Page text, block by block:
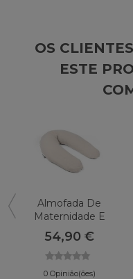
OS
ESTE
Almofada De
Maternidade E
Enfermagem
BABYMOOV
Doomoo Comfy
Big
54,90 €
0 Opinião(ões)